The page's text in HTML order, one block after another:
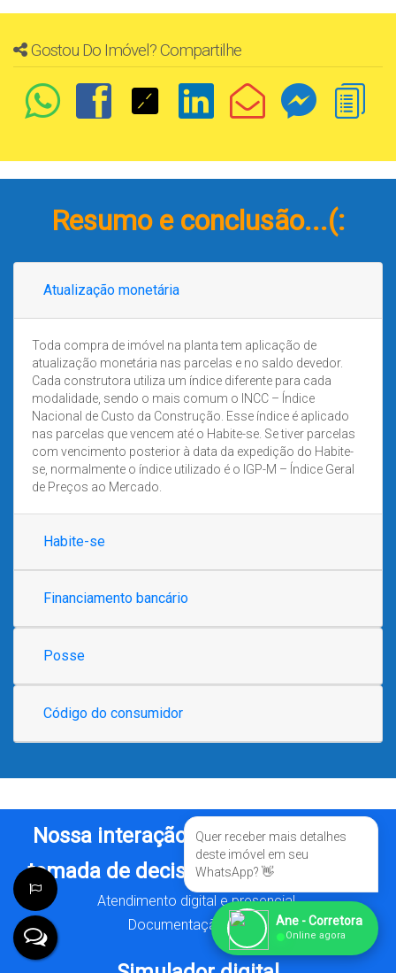
Gostou Do Imóvel? Compartilhe
Resumo e conclusão...(:
Atualização monetária
Toda compra de imóvel na planta tem aplicação de
atualização monetária nas parcelas e no saldo devedor.
Cada construtora utiliza um índice diferente para cada
modalidade, sendo o mais comum o INCC – Índice
Nacional de Custo da Construção. Esse índice é aplicado
nas parcelas que vencem até o Habite-se. Se tiver parcelas
com vencimento posterior à data da expedição do Habite-
se, normalmente o índice utilizado é o IGP-M – Índice Geral
de Preços ao Mercado.
Habite-se
Financiamento bancário
Posse
Código do consumidor
Nossa interação é essencial para a
tomada de decisão e concretização.
Atendimento digital e presencial.
Documentação digital.
Quer receber mais detalhes
deste imóvel em seu
WhatsApp? 👋
Ane - Corretora
●Online agora